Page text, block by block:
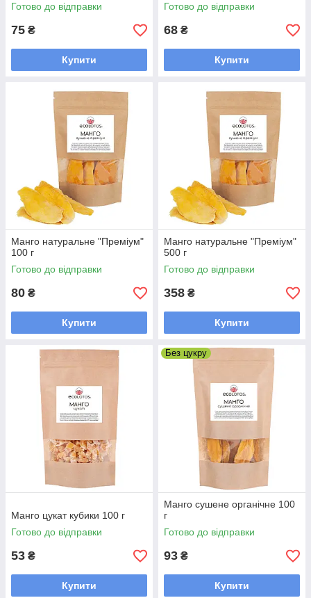
Готово до відправки
75 ₴
Купити
Готово до відправки
68 ₴
Купити
Манго натуральне "Преміум"
100 г
Готово до відправки
80 ₴
Купити
Манго натуральне "Преміум"
500 г
Готово до відправки
358 ₴
Купити
Манго цукат кубики 100 г
Готово до відправки
53 ₴
Купити
Без цукру
Манго сушене органічне 100
г
Готово до відправки
93 ₴
Купити